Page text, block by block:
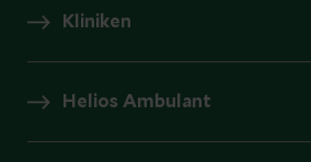
Kliniken
Helios Ambulant